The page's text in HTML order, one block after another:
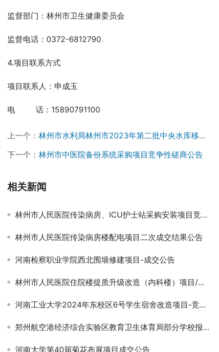
监督部门：林州市卫生健康委员会
监督电话：0372-6812790
4.项目联系方式
项目联系人：申成玉
电　 　 话：15890791100
上一个： 林州市水利局林州市2023年第二批中央水库移民扶持基金项目竞争性磋商公告
下一个： 林州市中医院备份系统采购项目竞争性磋商公告
相关新闻
林州市人民医院传染病房、ICU护士站采购安装项目竞争性磋商公告
林州市人民医院传染病房楼配电项目二次成交结果公告
河南检察职业学院西北围墙修建项目-成交公告
林州市人民医院住院楼提质升级改造（内科楼）项目/标段施工招标公告
河南工业大学2024年东校区6号学生宿舍改造项目-竞争性磋商公告
郑州航空港经济综合实验区教育卫生体育局部分学校报告厅相关设施设备购置项目-公开招标公告
河南大学第40届菊花布展项目成交公告